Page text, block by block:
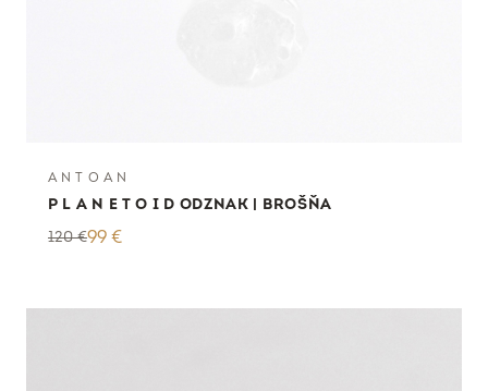
A N T O A N
P L A N E T O I D ODZNAK | BROŠŇA
120€99 €